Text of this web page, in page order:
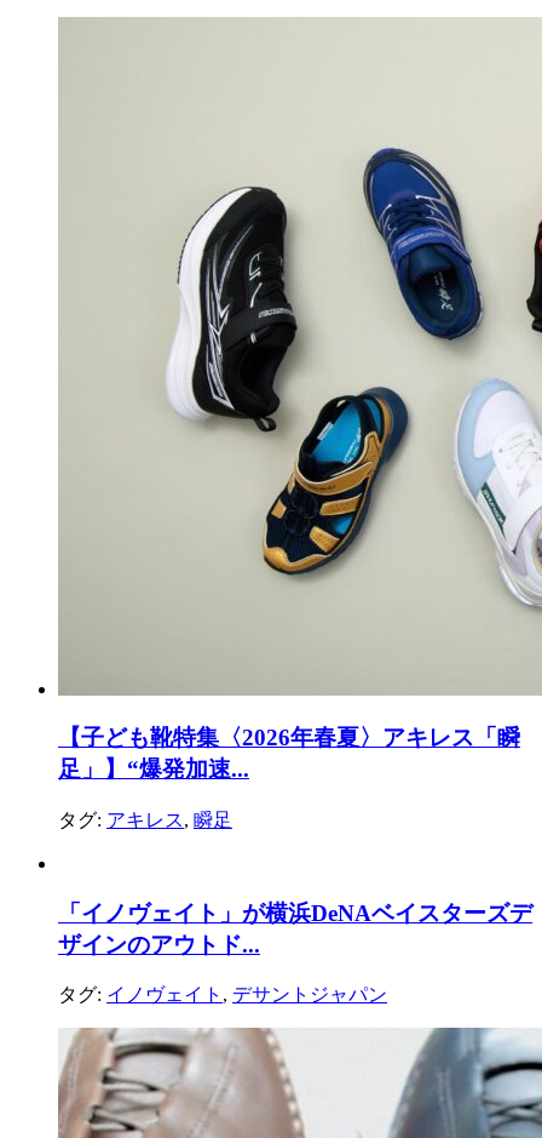
【子ども靴特集〈2026年春夏〉アキレス「瞬
足」】“爆発加速...
タグ: アキレス, 瞬足
「イノヴェイト」が横浜DeNAベイスターズデ
ザインのアウトド...
タグ: イノヴェイト , デサントジャパン